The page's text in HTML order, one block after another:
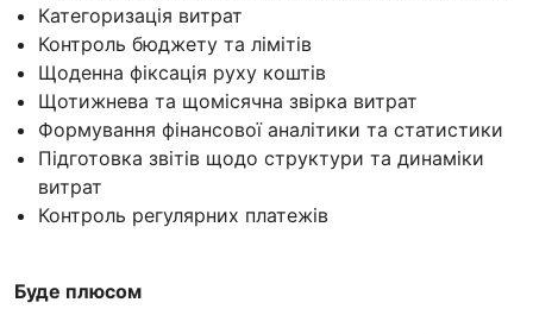
Категоризація витрат
Контроль бюджету та лімітів
Щоденна фіксація руху коштів
Щотижнева та щомісячна звірка витрат
Формування фінансової аналітики та статистики
Підготовка звітів щодо структури та динаміки
витрат
Контроль регулярних платежів
Буде плюсом